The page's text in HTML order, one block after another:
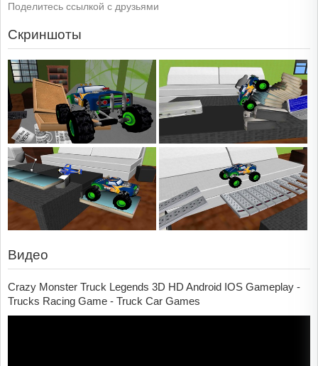
Поделитесь ссылкой с друзьями
Скриншоты
Видео
Crazy Monster Truck Legends 3D HD Android IOS Gameplay -
Trucks Racing Game - Truck Car Games